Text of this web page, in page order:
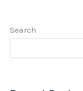
tessile
l\’industria
Search